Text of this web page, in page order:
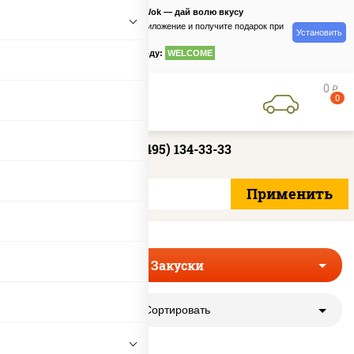
PizzaSushiWok — дай волю вкусу
Скачайте приложение и получите подарок при
по промокоду: WELCOME
Установить
0 руб
0
+7 (495) 134-33-33
Закуски
Сортировать